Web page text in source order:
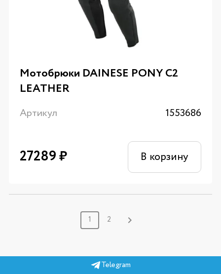
Мотобрюки DAINESE PONY C2
LEATHER
Артикул 1553686
27289₽ В корзину
1 2
Показать еще 24
Telegram